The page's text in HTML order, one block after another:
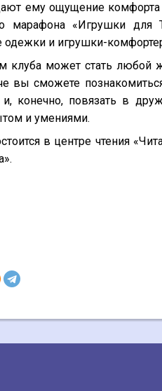
ему ощущение комфорта
марафона «Игрушки
одежки и игрушки-
клуба может стать любой
вы сможете
конечно, повязать в
и умениями.
в центре чтения